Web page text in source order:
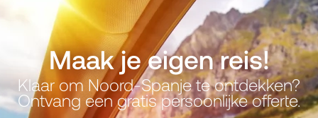
Maak je eigen reis!
Klaar om Noord-Spanje te ontdekken?
Ontvang een gratis persoonlijke offerte.